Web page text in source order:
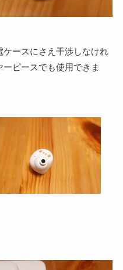
ースにさえ干渉しなけれ
ピースでも使用できま